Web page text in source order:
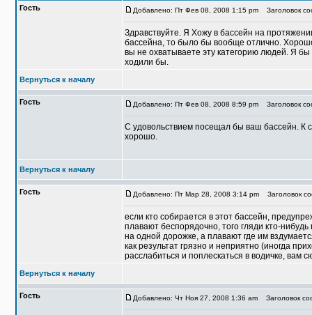
Гость
Добавлено: Пт Фев 08, 2008 1:15 pm Заголовок
Здравствуйте. Я Хожу в бассейн на
бассейна, то было бы вообще отлично.
вы не охватываете эту категорию людей. Я
ходили бы.
Вернуться к началу
Гость Добавлено: Пт Фев 08, 2008 8:59 pm Заголовок
С удовольствием посещал бы ваш бассейн.
хорошо.
Вернуться к началу
Гость Добавлено: Пт Мар 28, 2008 3:14 pm Заголовок
если кто собирается в этот бассейн,
плавают беспорядочно, того гляди кто-
на одной дорожке, а плавают где им
как результат грязно и неприятно (иногда
расслабиться и поплескаться в водичке, вам
Вернуться к началу
Гость Добавлено: Чт Ноя 27, 2008 1:36 am Заголовок